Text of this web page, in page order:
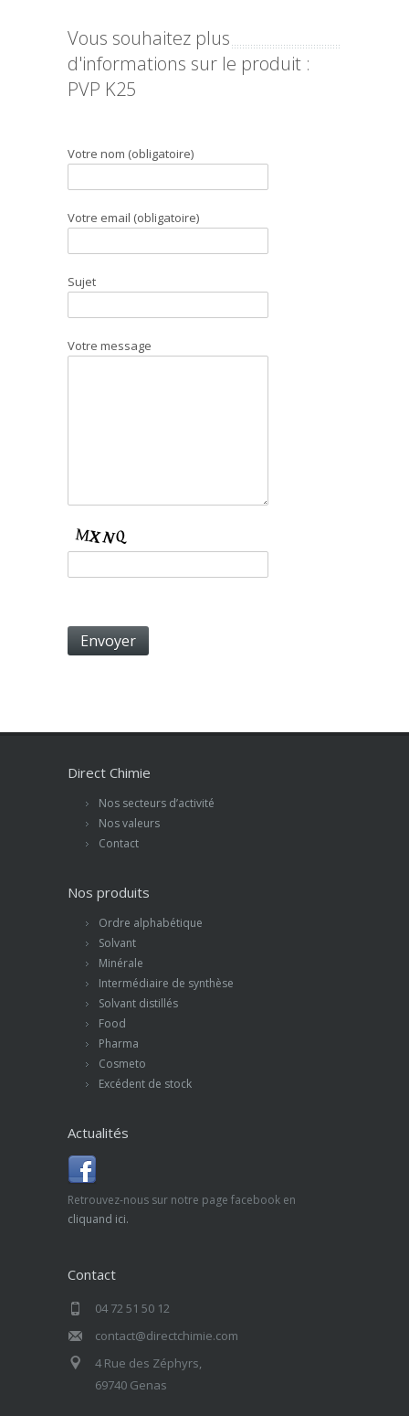
Vous souhaitez plus
d'informations sur le produit :
PVP K25
Votre nom (obligatoire)
Votre email (obligatoire)
Sujet
Votre message
Direct Chimie
Nos secteurs d’activité
Nos valeurs
Contact
Nos produits
Ordre alphabétique
Solvant
Minérale
Intermédiaire de synthèse
Solvant distillés
Food
Pharma
Cosmeto
Excédent de stock
Actualités
Retrouvez-nous sur notre page facebook en
cliquand ici.
Contact
04 72 51 50 12
contact@directchimie.com
4 Rue des Zéphyrs,
69740 Genas